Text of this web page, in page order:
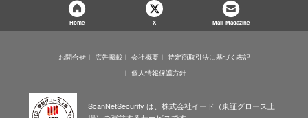
Home X Mail Magazine
お問合せ 広告掲載 会社概要
特定商取引法に基づく表記
個人情報保護方針
ScanNetSecurity は、株式会社イード（東証グロース上